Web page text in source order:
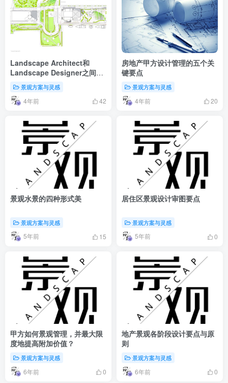
Landscape Architect和
Landscape Designer之间的
主要区别
景观方案与灵感
4年前 42
房地产甲方设计管理的五个关
键要点
景观方案与灵感
4年前 20
景观水景的四种形式美
景观方案与灵感
5年前 15
居住区景观设计审图要点
景观方案与灵感
5年前 0
甲方如何景观管理，并最大限
度地提高附加价值？
景观方案与灵感
6年前 0
地产景观各阶段设计要点与原
则
景观方案与灵感
6年前 0